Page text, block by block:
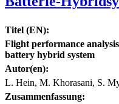
Titel (EN):
Flight performance
battery hybrid system
Autor(en):
L. Hein, M. Khorasani, S.
Zusammenfassung: